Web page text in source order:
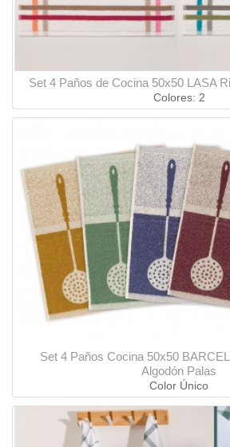
Set 4 Paños de Cocina 50x50 LASA
Colores: 2
Set 4 Paños Cocina 50x50
Algodón Palas
Color Único